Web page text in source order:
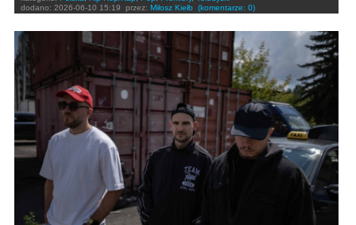
dodano: 2026-06-10 15:19 przez: Miłosz Kiełb (komentarze: 0)